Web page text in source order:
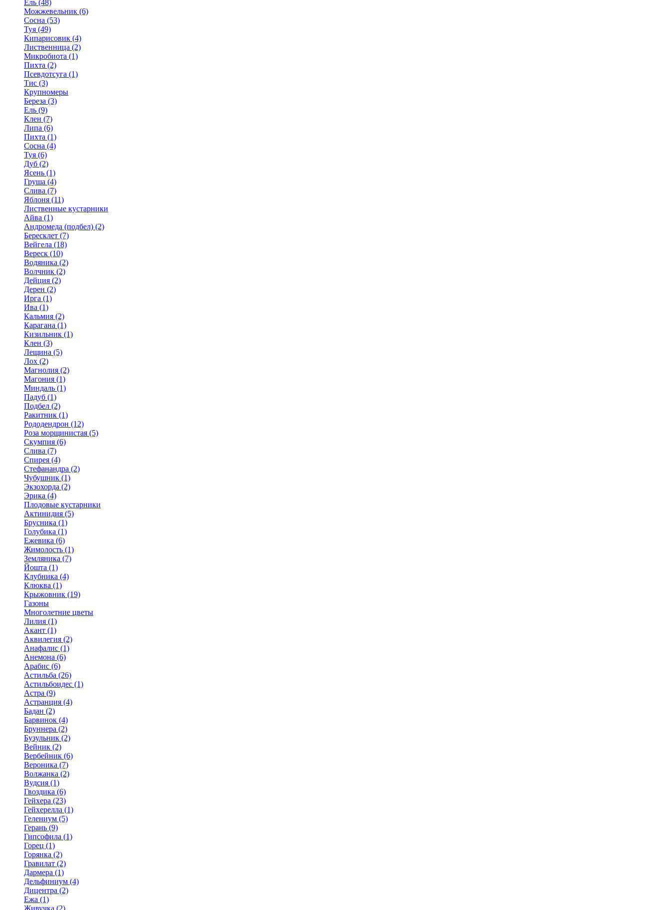
Ель (48)
Можжевельник (6)
Сосна (53)
Туя (49)
Кипарисовик (4)
Лиственница (2)
Микробиота (1)
Пихта (2)
Псевдотсуга (1)
Тис (3)
Крупномеры
Береза (3)
Ель (9)
Клен (7)
Липа (6)
Пихта (1)
Сосна (4)
Туя (6)
Дуб (2)
Ясень (1)
Груша (4)
Слива (7)
Яблоня (11)
Лиственные кустарники
Айва (1)
Андромеда (подбел) (2)
Бересклет (7)
Вейгела (18)
Вереск (10)
Водяника (2)
Волчник (2)
Дейция (2)
Дерен (2)
Ирга (1)
Ива (1)
Кальмия (2)
Карагана (1)
Кизильник (1)
Клен (3)
Лещина (5)
Лох (2)
Магнолия (2)
Магония (1)
Миндаль (1)
Падуб (1)
Подбел (2)
Ракитник (1)
Рододендрон (12)
Роза морщинистая (5)
Скумпия (6)
Слива (7)
Спирея (4)
Стефанандра (2)
Чубушник (1)
Экзохорда (2)
Эрика (4)
Плодовые кустарники
Актинидия (5)
Брусника (1)
Голубика (1)
Ежевика (6)
Жимолость (1)
Земляника (7)
Йошта (1)
Клубника (4)
Клюква (1)
Крыжовник (19)
Газоны
Многолетние цветы
Лилия (1)
Акант (1)
Аквилегия (2)
Анафалис (1)
Анемона (6)
Арабис (6)
Астильба (26)
Астильбоидес (1)
Астра (9)
Астранция (4)
Бадан (2)
Барвинок (4)
Бруннера (2)
Бузульник (2)
Вейник (2)
Вербейник (6)
Вероника (7)
Волжанка (2)
Вудсия (1)
Гвоздика (6)
Гейхера (23)
Гейхерелла (1)
Гелениум (5)
Герань (9)
Гипсофила (1)
Горец (1)
Горянка (2)
Гравилат (2)
Дармера (1)
Дельфиниум (4)
Дицентра (2)
Ежа (1)
Живучка (2)